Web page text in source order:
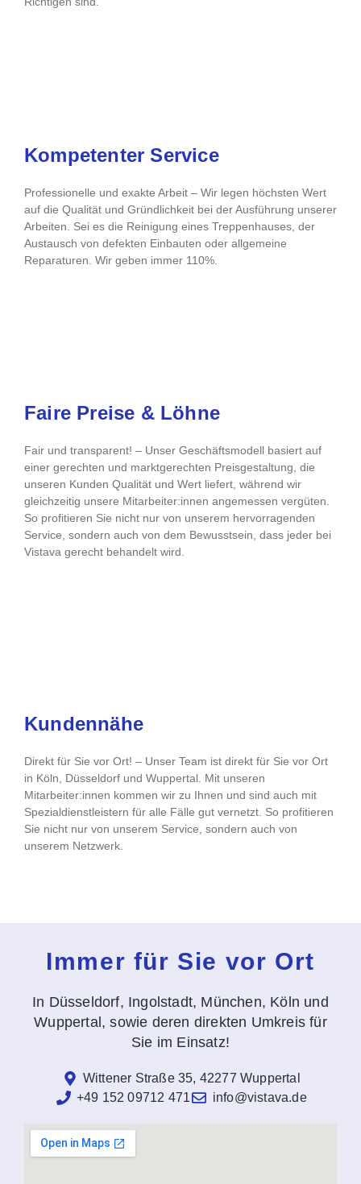
Kompetenter Service
Professionelle und exakte Arbeit – Wir legen höchsten Wert
auf die Qualität und Gründlichkeit bei der Ausführung unserer
Arbeiten. Sei es die Reinigung eines Treppenhauses, der
Austausch von defekten Einbauten oder allgemeine
Reparaturen. Wir geben immer 110%.
Faire Preise & Löhne
Fair und transparent! – Unser Geschäftsmodell basiert auf
einer gerechten und marktgerechten Preisgestaltung, die
unseren Kunden Qualität und Wert liefert, während wir
gleichzeitig unsere Mitarbeiter:innen angemessen vergüten.
So profitieren Sie nicht nur von unserem hervorragenden
Service, sondern auch von dem Bewusstsein, dass jeder bei
Vistava gerecht behandelt wird.
Kundennähe
Direkt für Sie vor Ort! – Unser Team ist direkt für Sie vor Ort
in Köln, Düsseldorf und Wuppertal. Mit unseren
Mitarbeiter:innen kommen wir zu Ihnen und sind auch mit
Spezialdienstleistern für alle Fälle gut vernetzt. So profitieren
Sie nicht nur von unserem Service, sondern auch von
unserem Netzwerk.
Immer für Sie vor Ort
In Düsseldorf, Ingolstadt, München, Köln und
Wuppertal, sowie deren direkten Umkreis für
Sie im Einsatz!
Wittener Straße 35, 42277 Wuppertal
+49 152 09712 471
info@vistava.de